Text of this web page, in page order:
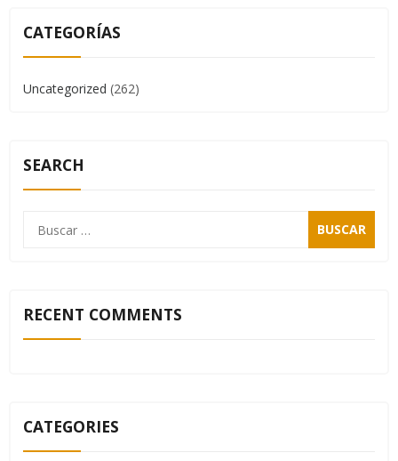
CATEGORÍAS
Uncategorized (262)
SEARCH
RECENT COMMENTS
CATEGORIES